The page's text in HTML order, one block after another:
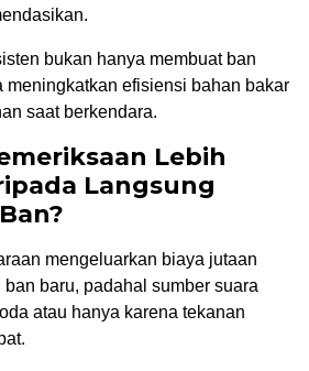
bukan hanya membuat ban
meningkatkan efisiensi bahan bakar
saat berkendara.
Lebih
Langsung
mengeluarkan biaya jutaan
baru, padahal sumber suara
atau hanya karena tekanan